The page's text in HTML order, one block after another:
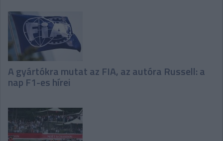
A gyártókra mutat az FIA, az autóra Russell: a
nap F1-es hírei